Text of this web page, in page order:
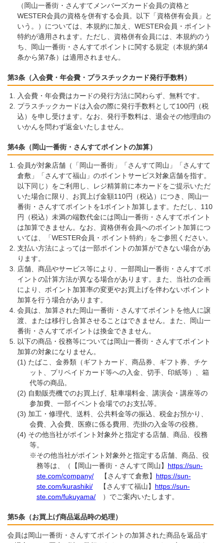
（岡山一番街・さんすてメンバーズカード会員の資格と
WESTER会員の資格を併有する会員。以下「資格併有会員」と
いう。）については、本規約に加え、WESTER会員・ポイント
特約が適用されます。ただし、資格併有会員には、本規約のう
ち、岡山一番街・さんすてポイントに関する規定（本規約第4
条から第7条）は適用されません。
第3条（入会費・年会費・プラスチックカード発行手数料）
入会費・年会費はカードの発行方法に関わらず、無料です。
プラスチックカードは入会の際に発行手数料として100円（税
込）を申し受けます。なお、発行手数料は、退会その他理由の
いかんを問わず返金いたしません。
第4条（岡山一番街・さんすてポイントの加算）
会員が対象店舗（「岡山一番街」「さんすて岡山」「さんすて
倉敷」「さんすて福山」のポイントサービス対象店舗を指す。
以下同じ）をご利用し、レジ精算前に本カードをご提示いただ
いた場合に限り、お買上げ金額110円（税込）につき、岡山一
番街・さんすてポイントを1ポイント加算します。ただし、110
円（税込）未満の端数代金には岡山一番街・さんすてポイント
は加算できません。なお、資格併有会員へのポイント加算につ
いては、「WESTER会員・ポイント特約」をご参照ください。
支払い方法によっては一部ポイントの加算ができない場合があ
ります。
店舗、商品やサービス等により、一部岡山一番街・さんすてポ
イントの計算方法が異なる場合があります。また、当社の企画
により、ポイント加算率の変更やお買上げを伴わないポイント
加算を行う場合があります。
会員は、加算された岡山一番街・さんすてポイントを他人に譲
渡、または移行し合算させることはできません。また、岡山一
番街・さんすてポイントは換金できません。
以下の商品・役務等については岡山一番街・さんすてポイント
加算の対象になりません。
たばこ、金券類（ギフトカード、商品券、ギフト券、チケ
ット、プリペイドカード等への入金、切手、印紙等）、箱
代等の商品。
自動販売機でのお買上げ、駐車場料金、講演会・講座等の
参加費、一部イベント会場でのお支払等。
加工・修理代、送料、公共料金等の振込、税金お預かり、
会費、入会費、医療に係る費用、売掛の入金等の役務。
その他当社がポイント対象外と指定する店舗、商品、役務
等。
※その他当社がポイント対象外と指定する店舗、商品、役
務等は、（【岡山一番街・さんすて岡山】 https://sun-
ste.com/company/【さんすて倉敷】 https://sun-
ste.com/kurashiki/【さんすて福山】 https://sun-
ste.com/fukuyama/）でご案内いたします。
第5条（お買上げ商品返品時の処理）
会員は岡山一番街・さんすてポイントの加算された商品を返品す